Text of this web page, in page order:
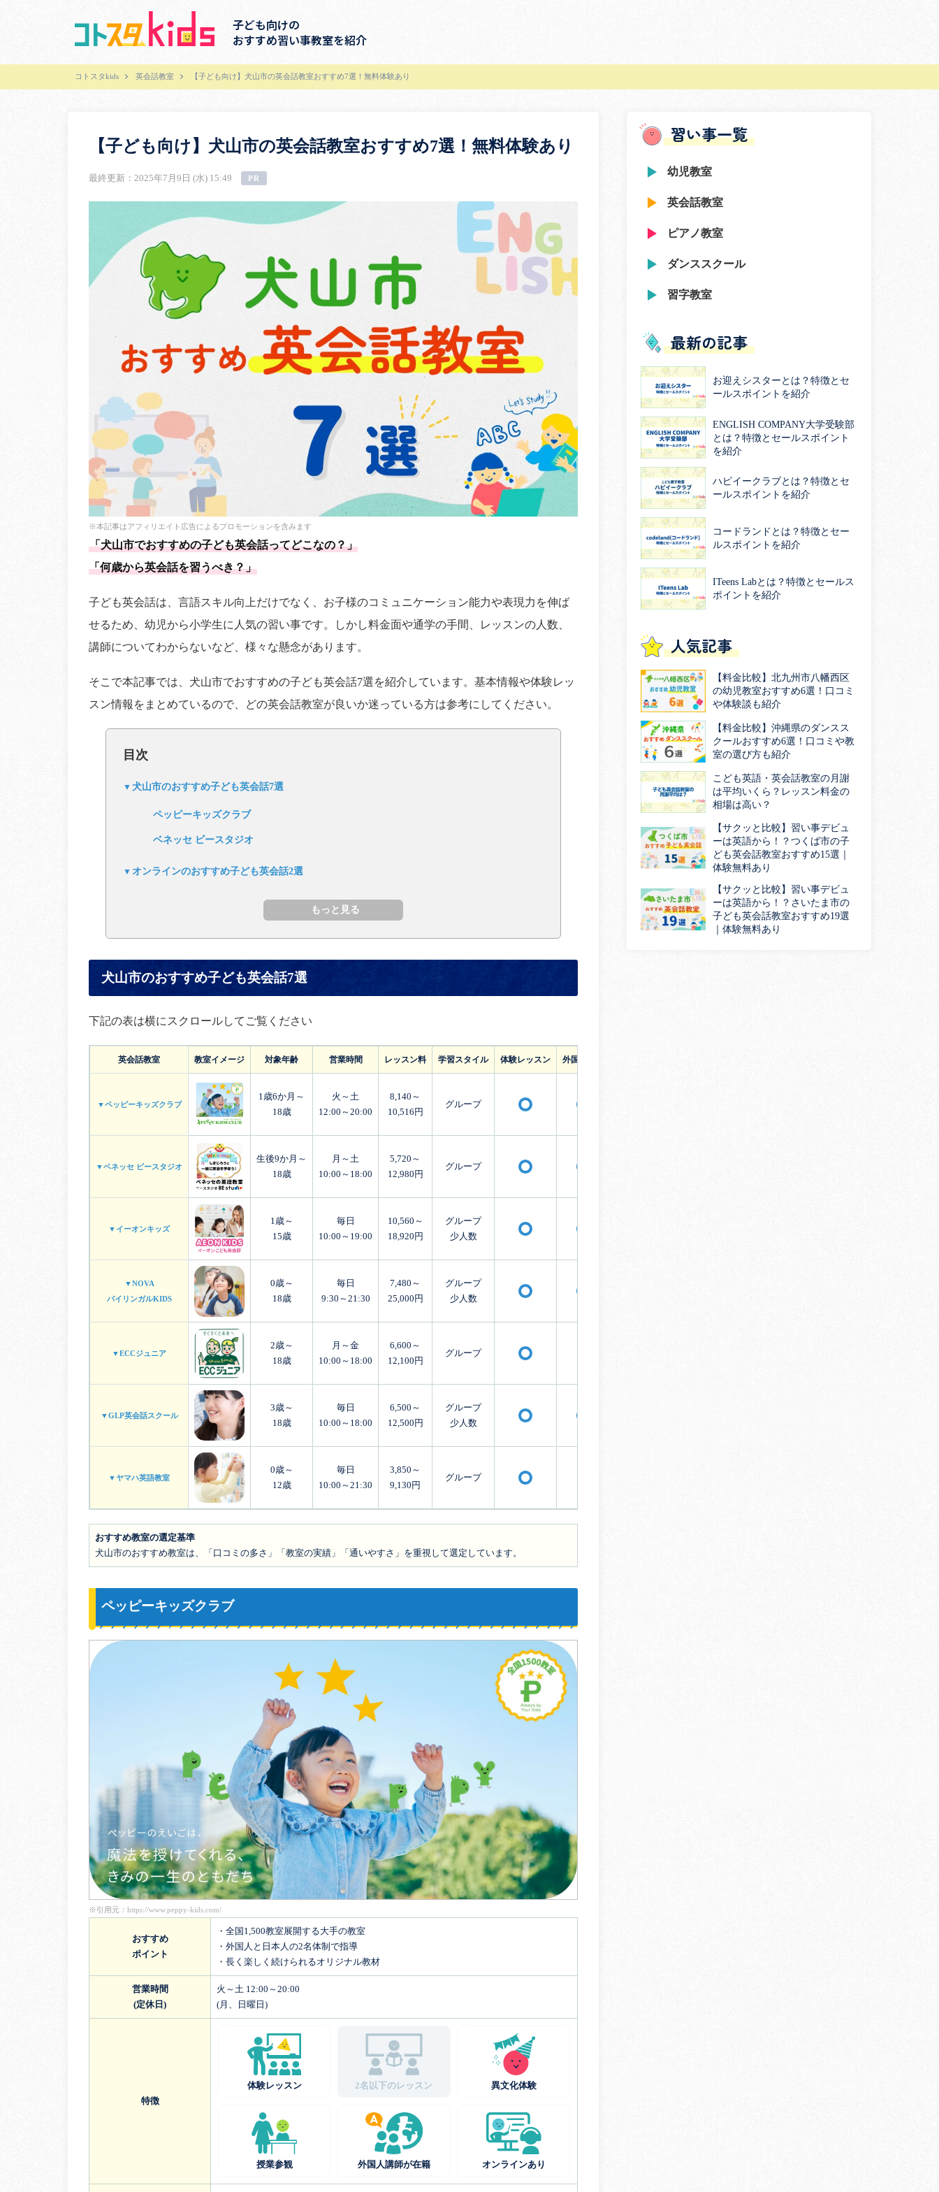
子ども向けの
おすすめ習い事教室を紹介
コトスタkids 英会話教室 【子ども向け】犬山市の英会話教室おすすめ7選！無料体験あり
【子ども向け】犬山市の英会話教室おすすめ7選！無料体験あり
最終更新：2025年7月9日 (水) 15:49 PR
※本記事はアフィリエイト広告によるプロモーションを含みます
「犬山市でおすすめの子ども英会話ってどこなの？」
「何歳から英会話を習うべき？」
子ども英会話は、言語スキル向上だけでなく、お子様のコミュニケーション能力や表現力を伸ば
せるため、幼児から小学生に人気の習い事です。しかし料金面や通学の手間、レッスンの人数、
講師についてわからないなど、様々な懸念があります。
そこで本記事では、犬山市でおすすめの子ども英会話7選を紹介しています。基本情報や体験レッ
スン情報をまとめているので、どの英会話教室が良いか迷っている方は参考にしてください。
目次
犬山市のおすすめ子ども英会話7選
ペッピーキッズクラブ
ベネッセ ビースタジオ
オンラインのおすすめ子ども英会話2選
犬山市のおすすめ子ども英会話7選
下記の表は横にスクロールしてご覧ください
英会話教室 教室イメージ 対象年齢 営業時間 レッスン料 学習スタイル 体験レッスン 外国人講師
▼ペッピーキッズクラブ
1歳6か月～
18歳
火～土
12:00～20:00
8,140～
10,516円
グループ
▼ベネッセ ビースタジオ
生後9か月～
18歳
月～土
10:00～18:00
5,720～
12,980円
グループ
▼イーオンキッズ
1歳～
15歳
毎日
10:00～19:00
10,560～
18,920円
グループ
少人数
▼NOVA
バイリンガルKIDS
0歳～
18歳
毎日
9:30～21:30
7,480～
25,000円
グループ
少人数
▼ECCジュニア
2歳～
18歳
月～金
10:00～18:00
6,600～
12,100円
グループ
▼GLP英会話スクール
3歳～
18歳
毎日
10:00～18:00
6,500～
12,500円
グループ
少人数
▼ヤマハ英語教室
0歳～
12歳
毎日
10:00～21:30
3,850～
9,130円
グループ
おすすめ教室の選定基準
犬山市のおすすめ教室は、「口コミの多さ」「教室の実績」「通いやすさ」を重視して選定しています。
ペッピーキッズクラブ
※引用元： https://www.peppy-kids.com/
おすすめ
ポイント
・全国1,500教室展開する大手の教室
・外国人と日本人の2名体制で指導
・長く楽しく続けられるオリジナル教材
営業時間
(定休日)
火～土 12:00～20:00
(月、日曜日)
特徴
体験レッスン 2名以下のレッスン 異文化体験
授業参観 外国人講師が在籍 オンラインあり
習い事一覧
幼児教室
英会話教室
ピアノ教室
ダンススクール
習字教室
最新の記事
お迎えシスターとは？特徴とセ
ールスポイントを紹介
ENGLISH COMPANY大学受験部
とは？特徴とセールスポイント
を紹介
ハピイークラブとは？特徴とセ
ールスポイントを紹介
コードランドとは？特徴とセー
ルスポイントを紹介
ITeens Labとは？特徴とセールス
ポイントを紹介
人気記事
【料金比較】北九州市八幡西区
の幼児教室おすすめ6選！口コミ
や体験談も紹介
【料金比較】沖縄県のダンスス
クールおすすめ6選！口コミや教
室の選び方も紹介
こども英語・英会話教室の月謝
は平均いくら？レッスン料金の
相場は高い？
【サクッと比較】習い事デビュ
ーは英語から！？つくば市の子
ども英会話教室おすすめ15選｜
体験無料あり
【サクッと比較】習い事デビュ
ーは英語から！？さいたま市の
子ども英会話教室おすすめ19選
｜体験無料あり